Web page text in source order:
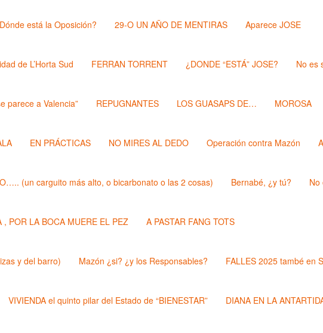
está la Oposición? 29-O UN AÑO DE MENTIRAS Aparece JOSE
de L’Horta Sud FERRAN TORRENT ¿DONDE “ESTÁ” JOSE? No es
parece a Valencia” REPUGNANTES LOS GUASAPS DE… MOROSA
EN PRÁCTICAS NO MIRES AL DEDO Operación contra Mazón
(un carguito más alto, o bicarbonato o las 2 cosas) Bernabé, ¿y tú? No
, POR LA BOCA MUERE EL PEZ A PASTAR FANG TOTS
y del barro) Mazón ¿si? ¿y los Responsables? FALLES 2025 també en
VIVIENDA el quinto pilar del Estado de “BIENESTAR” DIANA EN LA